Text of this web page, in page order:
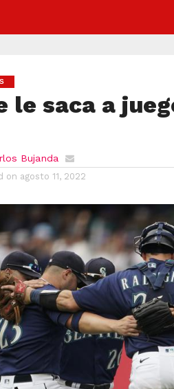
le saca a
Bujanda
on agosto 11, 2022